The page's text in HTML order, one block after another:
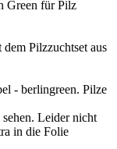
Leider nicht
in die Folie